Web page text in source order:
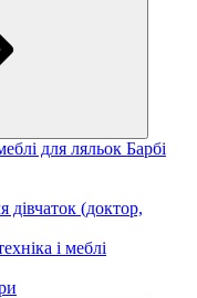
для ляльок Барбі
дівчаток (доктор,
і меблі